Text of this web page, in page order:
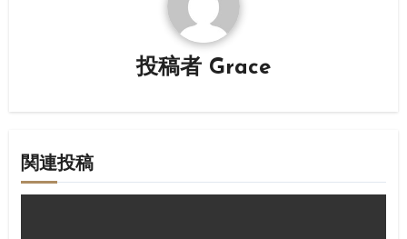
投稿者 Grace
関連投稿